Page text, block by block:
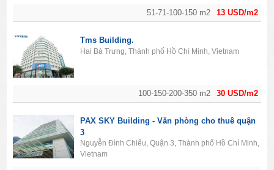
13 USD/m2
51-71-100-150 m2
30 USD/m2
100-150-200-350 m2
Tms Building.
Hai Bà Trưng, Thành phố Hồ Chí Minh, Vietnam
PAX SKY Building - Văn phòng cho thuê quận
3
Nguyễn Đình Chiểu, Quận 3, Thành phố Hồ Chí Minh,
Vietnam